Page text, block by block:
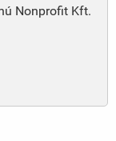
Nonprofit Kft.